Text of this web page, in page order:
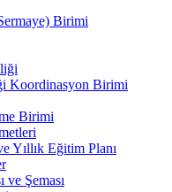
Birimi
Koordinasyon Birimi
Birimi
Yıllık Eğitim Planı
ve Şeması